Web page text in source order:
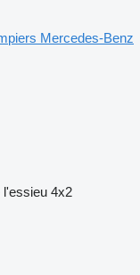
Mercedes-Benz
l'essieu 4x2